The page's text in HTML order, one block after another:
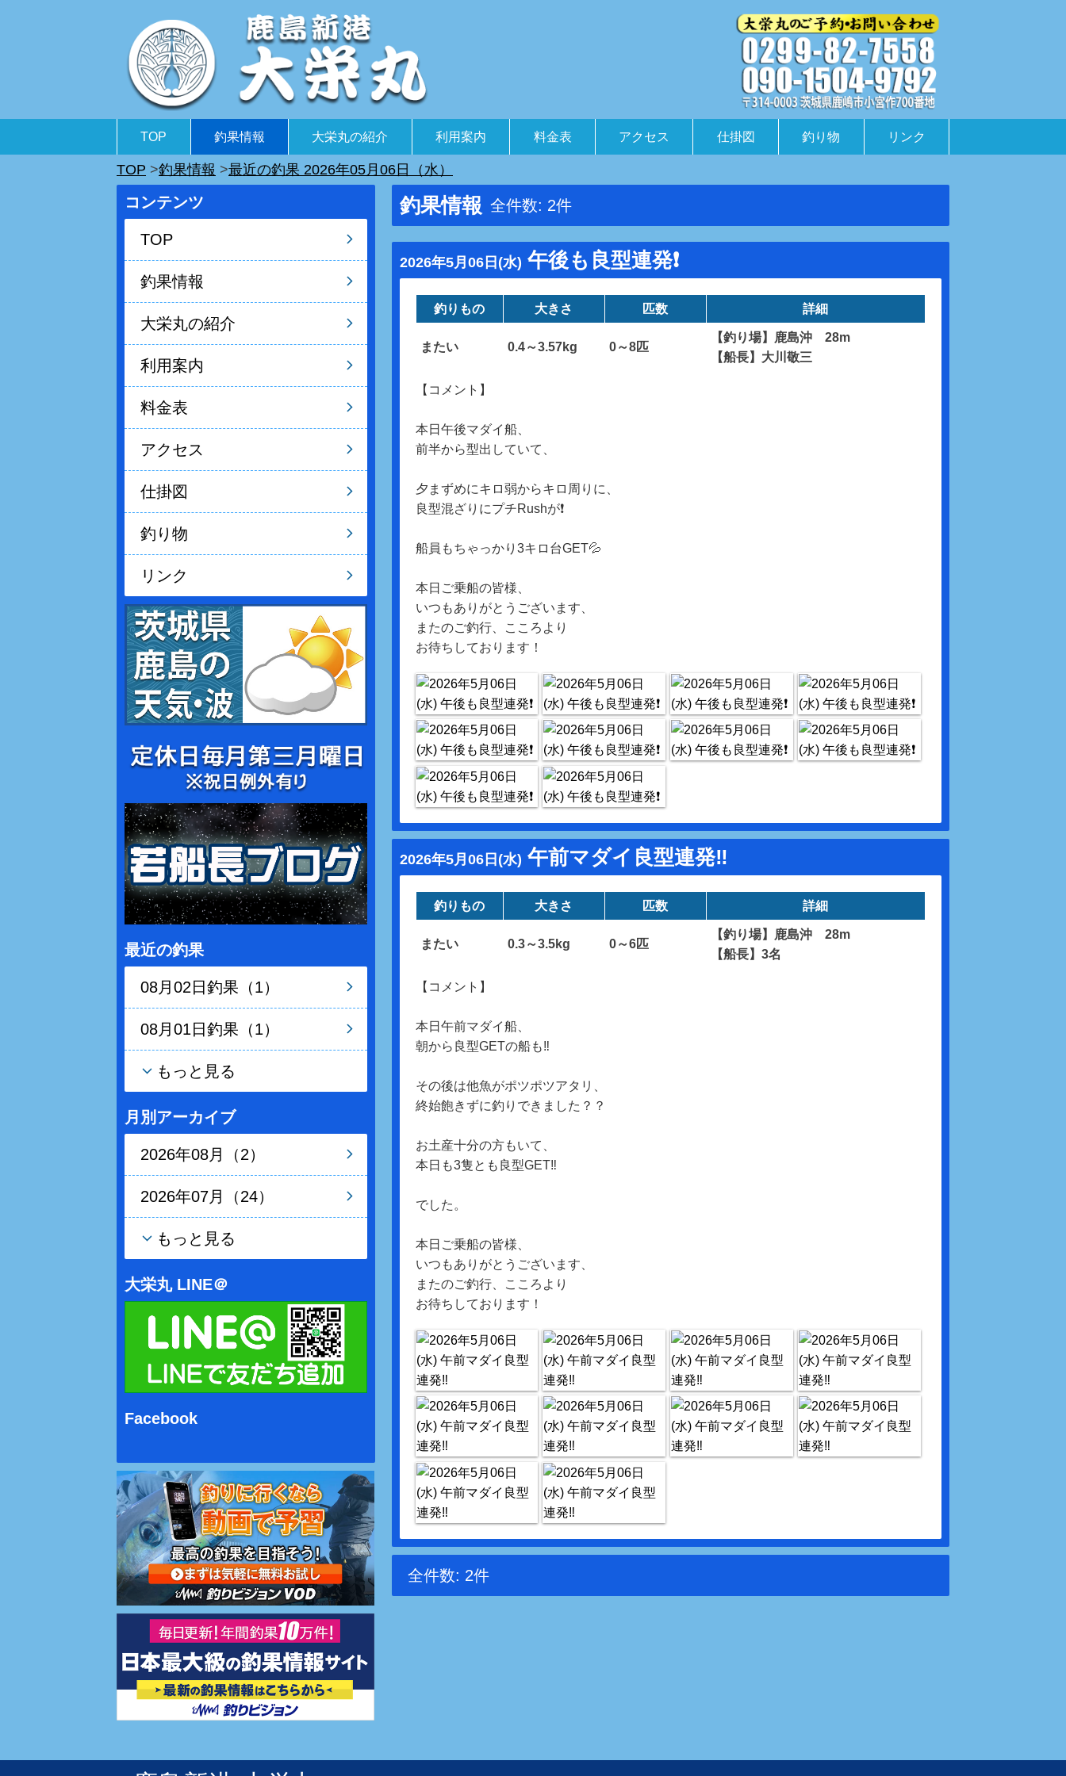
TOP 釣果情報 大栄丸の紹介 利用案内 料金表 アクセス 仕掛図 釣り物 リンク
TOP 釣果情報 最近の釣果 2026年05月06日（水）
釣果情報 全件数: 2件
2026年5月06日(水) 午後も良型連発❗️
釣りもの 大きさ 匹数 詳細
またい 0.4～3.57kg 0～8匹
【釣り場】鹿島沖 28m
【船長】大川敬三
【コメント】
本日午後マダイ船、
前半から型出していて、
夕まずめにキロ弱からキロ周りに、
良型混ざりにプチRushが❗️
船員もちゃっかり3キロ台GET💦
本日ご乗船の皆様、
いつもありがとうございます、
またのご釣行、こころより
お待ちしております！
2026年5月06日(水) 午前マダイ良型連発‼️
釣りもの 大きさ 匹数 詳細
またい 0.3～3.5kg 0～6匹
【釣り場】鹿島沖 28m
【船長】3名
【コメント】
本日午前マダイ船、
朝から良型GETの船も‼️
その後は他魚がポツポツアタリ、
終始飽きずに釣りできました？？
お土産十分の方もいて、
本日も3隻とも良型GET‼️
でした。
本日ご乗船の皆様、
いつもありがとうございます、
またのご釣行、こころより
お待ちしております！
全件数: 2件
コンテンツ
TOP
釣果情報
大栄丸の紹介
利用案内
料金表
アクセス
仕掛図
釣り物
リンク
最近の釣果
08月02日釣果（1）
08月01日釣果（1）
もっと見る
月別アーカイブ
2026年08月（2）
2026年07月（24）
もっと見る
大栄丸 LINE＠
Facebook